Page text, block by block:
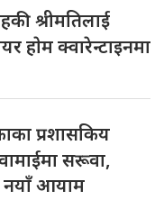
श्रीमतिलाई
हाेम क्वारेन्टाइनमा
प्रशासकिय
सरूवा,
नयाँ आयाम